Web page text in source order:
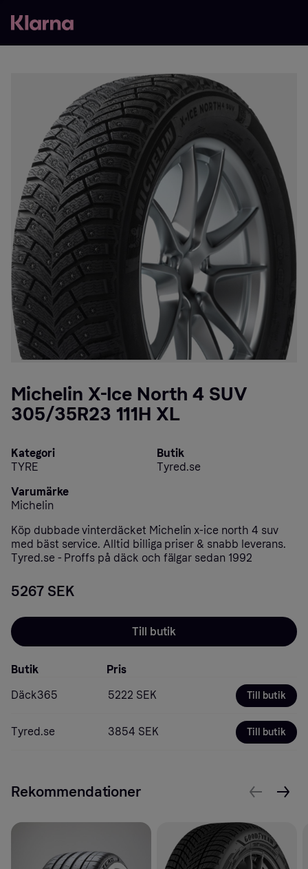
Michelin X-Ice North 4 SUV
305/35R23 111H XL
Kategori
TYRE
Butik
Tyred.se
Varumärke
Michelin
Köp dubbade vinterdäcket Michelin x-ice north 4 suv
med bäst service. Alltid billiga priser & snabb leverans.
Tyred.se - Proffs på däck och fälgar sedan 1992
5267 SEK
Till butik
Butik
Pris
Däck365
5222 SEK Till butik
Tyred.se 3854 SEK Till butik
Rekommendationer